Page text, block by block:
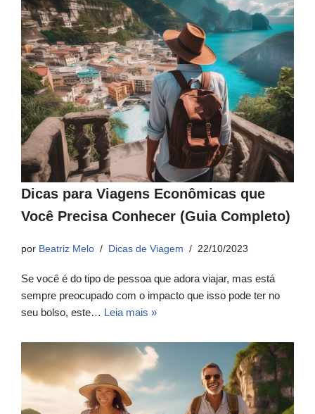
Dicas para Viagens Econômicas que
Você Precisa Conhecer (Guia Completo)
por Beatriz Melo Dicas de Viagem 22/10/2023
Se você é do tipo de pessoa que adora viajar, mas está
sempre preocupado com o impacto que isso pode ter no
seu bolso, este… Leia mais »